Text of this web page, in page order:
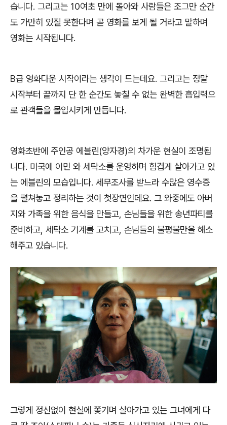
습니다. 그리고는 10여초 만에 돌아와 사람들은 조그만 순간
도 가만히 있질 못한다며 곧 영화를 보게 될 거라고 말하며
영화는 시작됩니다.
B급 영화다운 시작이라는 생각이 드는데요. 그리고는 정말
시작부터 끝까지 단 한 순간도 놓칠 수 없는 완벽한 흡입력으
로 관객들을 몰입시키게 만듭니다.
영화초반에 주인공 에블린(양자경)의 차가운 현실이 조명됩
니다. 미국에 이민 와 세탁소를 운영하며 힘겹게 살아가고 있
는 에블린의 모습입니다. 세무조사를 받느라 수많은 영수증
을 펼쳐놓고 정리하는 것이 첫장면인데요. 그 와중에도 아버
지와 가족을 위한 음식을 만들고 손님들을 위한 송년파티를
준비하고 세탁소 기계를 고치고 손님들의 불평불만을 해소
해주고 있습니다.
그렇게 정신없이 현실에 쫓기며 살아가고 있는 그녀에게 다